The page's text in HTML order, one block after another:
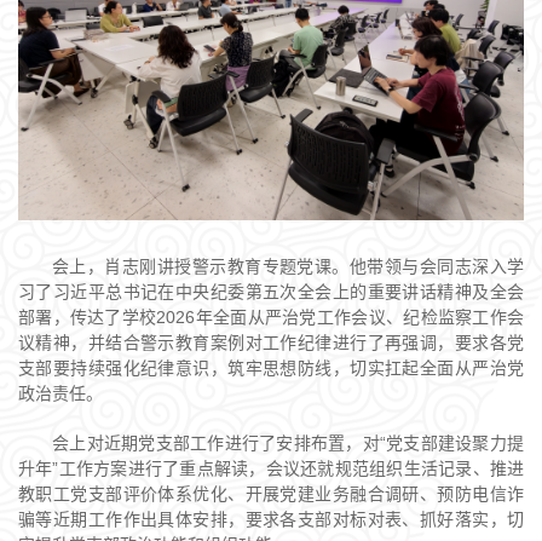
会上，肖志刚讲授警示教育专题党课。他带领与会同志深入学
习了习近平总书记在中央纪委第五次全会上的重要讲话精神及全会
部署，传达了学校2026年全面从严治党工作会议、纪检监察工作会
议精神，并结合警示教育案例对工作纪律进行了再强调，要求各党
支部要持续强化纪律意识，筑牢思想防线，切实扛起全面从严治党
政治责任。
会上对近期党支部工作进行了安排布置，对“党支部建设聚力提
升年”工作方案进行了重点解读，会议还就规范组织生活记录、推进
教职工党支部评价体系优化、开展党建业务融合调研、预防电信诈
骗等近期工作作出具体安排，要求各支部对标对表、抓好落实，切